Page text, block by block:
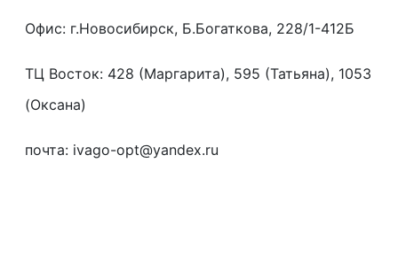
Офис: г.Новосибирск, Б.Богаткова, 228/1-412Б
ТЦ Восток: 428 (Маргарита), 595 (Татьяна), 1053
(Оксана)
почта: ivago-opt@yandex.ru